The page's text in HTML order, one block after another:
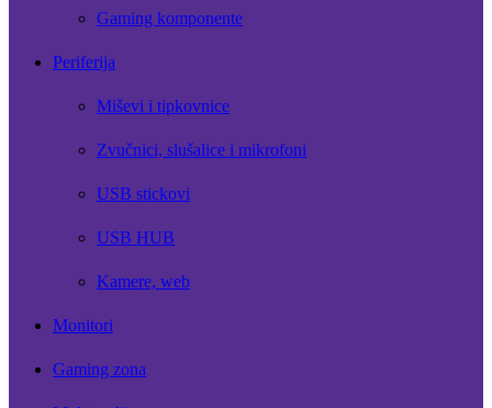
Gaming komponente
Periferija
Miševi i tipkovnice
Zvučnici, slušalice i mikrofoni
USB stickovi
USB HUB
Kamere, web
Monitori
Gaming zona